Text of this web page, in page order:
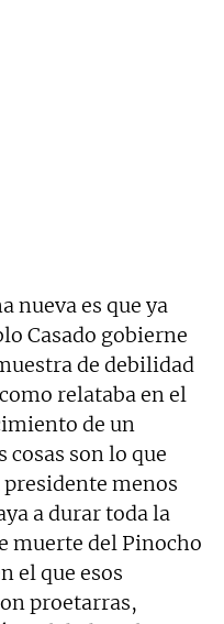
nueva es que ya
Casado gobierne
de debilidad
relataba en el
de un
cosas son lo que
presidente menos
a durar toda la
muerte del Pinocho
el que esos
proetarras,